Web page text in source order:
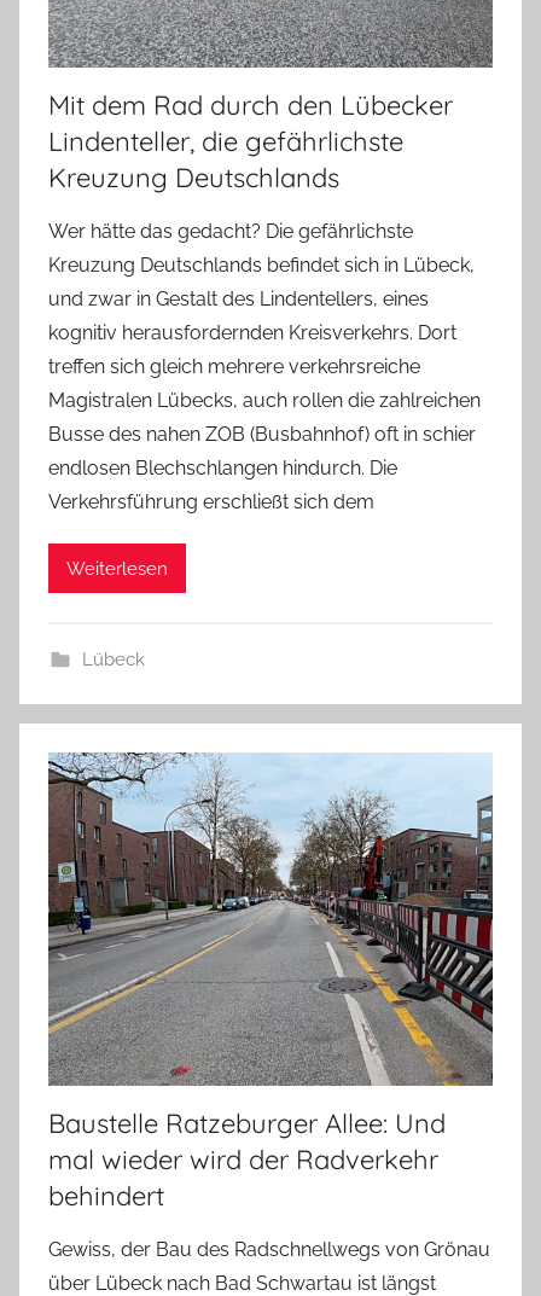
Mit dem Rad durch den Lübecker
Lindenteller, die gefährlichste
Kreuzung Deutschlands
Wer hätte das gedacht? Die gefährlichste
Kreuzung Deutschlands befindet sich in Lübeck,
und zwar in Gestalt des Lindentellers, eines
kognitiv herausfordernden Kreisverkehrs. Dort
treffen sich gleich mehrere verkehrsreiche
Magistralen Lübecks, auch rollen die zahlreichen
Busse des nahen ZOB (Busbahnhof) oft in schier
endlosen Blechschlangen hindurch. Die
Verkehrsführung erschließt sich dem
Weiterlesen
Lübeck
Baustelle Ratzeburger Allee: Und
mal wieder wird der Radverkehr
behindert
Gewiss, der Bau des Radschnellwegs von Grönau
über Lübeck nach Bad Schwartau ist längst